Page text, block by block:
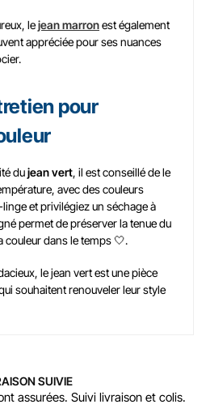
lejean marronest également
appréciée pour ses nuances
pour
dujean vert, il est conseillé de le
avec des couleurs
et privilégiez un séchage à
permet de préserver la tenue du
couleur dans le temps 🤍.
le jean vert est une pièce
souhaitent renouveler leur style
SUIVIE
assurées. Suivi livraison et colis.